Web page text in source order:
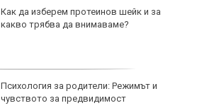
Как да изберем протеинов шейк и за
какво трябва да внимаваме?
Психология за родители: Режимът и
чувството за предвидимост